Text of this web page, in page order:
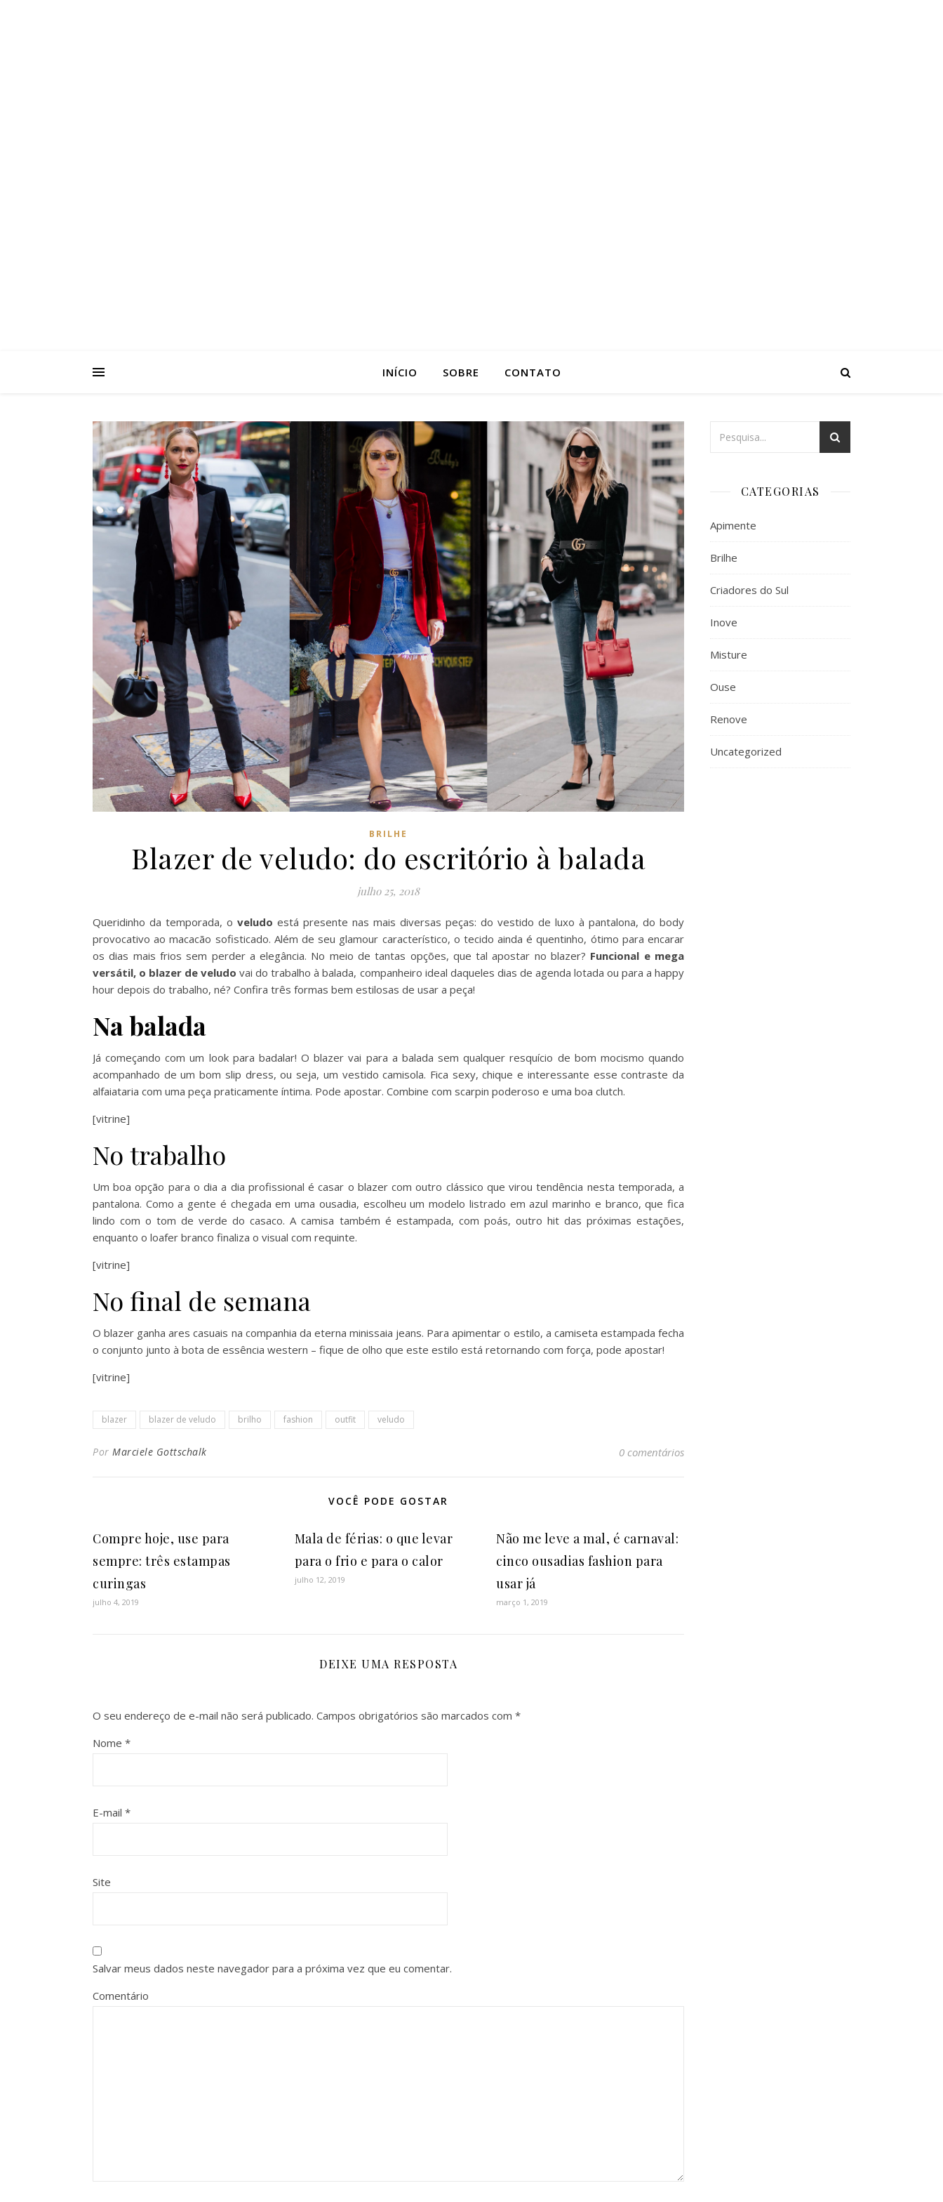
INÍCIO SOBRE CONTATO
BRILHE
Blazer de veludo: do escritório à balada
julho 25, 2018
Queridinho da temporada, o veludo está presente nas mais diversas peças: do vestido de luxo à pantalona, do body
provocativo ao macacão sofisticado. Além de seu glamour característico, o tecido ainda é quentinho, ótimo para encarar
os dias mais frios sem perder a elegância. No meio de tantas opções, que tal apostar no blazer? Funcional e mega
versátil, o blazer de veludo vai do trabalho à balada, companheiro ideal daqueles dias de agenda lotada ou para a happy
hour depois do trabalho, né? Confira três formas bem estilosas de usar a peça!
Na balada
Já começando com um look para badalar! O blazer vai para a balada sem qualquer resquício de bom mocismo quando
acompanhado de um bom slip dress, ou seja, um vestido camisola. Fica sexy, chique e interessante esse contraste da
alfaiataria com uma peça praticamente íntima. Pode apostar. Combine com scarpin poderoso e uma boa clutch.
[vitrine]
No trabalho
Um boa opção para o dia a dia profissional é casar o blazer com outro clássico que virou tendência nesta temporada, a
pantalona. Como a gente é chegada em uma ousadia, escolheu um modelo listrado em azul marinho e branco, que fica
lindo com o tom de verde do casaco. A camisa também é estampada, com poás, outro hit das próximas estações,
enquanto o loafer branco finaliza o visual com requinte.
[vitrine]
No final de semana
O blazer ganha ares casuais na companhia da eterna minissaia jeans. Para apimentar o estilo, a camiseta estampada fecha
o conjunto junto à bota de essência western – fique de olho que este estilo está retornando com força, pode apostar!
[vitrine]
blazer blazer de veludo brilho fashion outfit veludo
Por Marciele Gottschalk 0 comentários
VOCÊ PODE GOSTAR
Compre hoje, use para
sempre: três estampas
curingas
julho 4, 2019
Mala de férias: o que levar
para o frio e para o calor
julho 12, 2019
Não me leve a mal, é carnaval:
cinco ousadias fashion para
usar já
março 1, 2019
DEIXE UMA RESPOSTA
O seu endereço de e-mail não será publicado. Campos obrigatórios são marcados com *
Nome *
E-mail *
Site
Salvar meus dados neste navegador para a próxima vez que eu comentar.
Comentário
CATEGORIAS
Apimente
Brilhe
Criadores do Sul
Inove
Misture
Ouse
Renove
Uncategorized